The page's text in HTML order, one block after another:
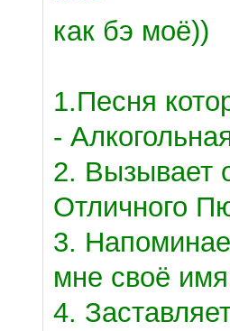
как бэ моё))
1.Песня
-
2. Вызывает
Отличного
3.
мне своё имя
4.